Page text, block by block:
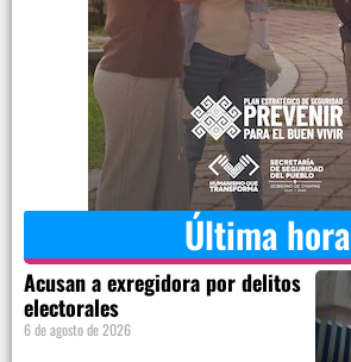
Última hora
Acusan a exregidora por delitos
electorales
6 de agosto de 2026